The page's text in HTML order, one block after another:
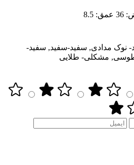
نوک مدادی, سفید-سفید, سفید-
مشکلی- طلایی